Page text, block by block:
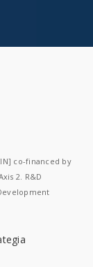
co-financed by
2. R&D